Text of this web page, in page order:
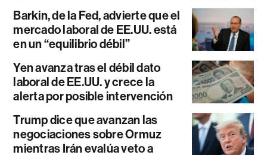
Barkin, de la Fed, advierte que el
mercado laboral de EE.UU. está
en un “equilibrio débil”
Yen avanza tras el débil dato
laboral de EE.UU. y crece la
alerta por posible intervención
Trump dice que avanzan las
negociaciones sobre Ormuz
mientras Irán evalúa veto a